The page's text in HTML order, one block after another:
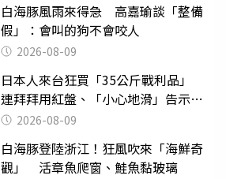
白海豚風雨來得急 高嘉瑜談「整備
假」：會叫的狗不會咬人
2026-08-09
日本人來台狂買「35公斤戰利品」
連拜拜用紅盤、「小心地滑」告示牌
也帶回家
2026-08-09
白海豚登陸浙江！狂風吹來「海鮮奇
觀」 活章魚爬窗、鮭魚黏玻璃